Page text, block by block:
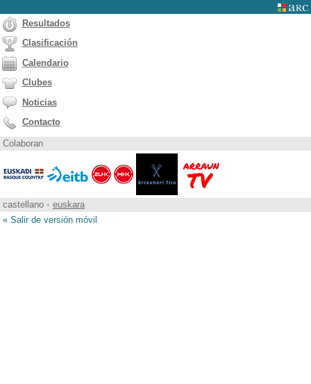
Resultados
Clasificación
Calendario
Clubes
Noticias
Contacto
Colaboran
castellano • euskara
« Salir de versión móvil